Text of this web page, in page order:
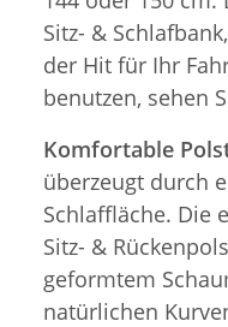
Sitz- &
der Hit für Ihr
benutzen, sehen
Komfortable
überzeugt durch
Schlaffläche. Die
Sitz- &
geformtem
natürlichen